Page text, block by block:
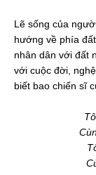
Lẽ sống của
hướng về phía
nhân dân với đất
với cuộc đời,
biết bao chiến sĩ